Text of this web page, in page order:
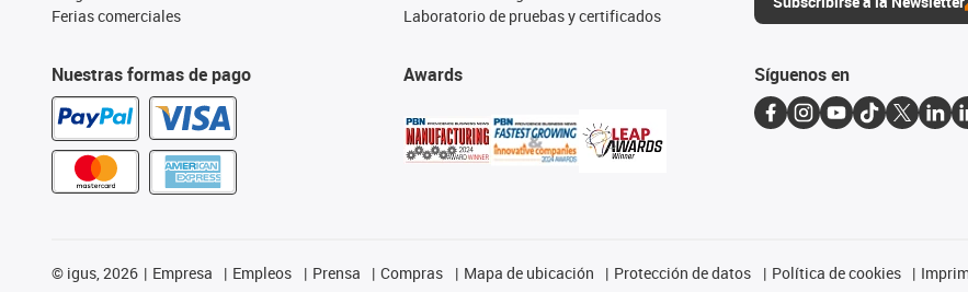
Ferias comerciales
Nuestras formas de pago
Laboratorio de pruebas y certificados
Awards Síguenos en
© igus, 2026 Empresa Empleos Prensa Compras Mapa de ubicación Protección de datos Política de cookies